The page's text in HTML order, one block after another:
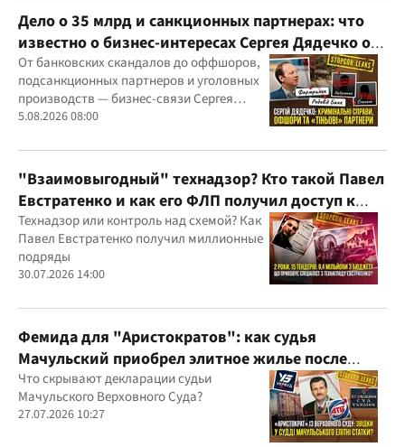
Дело о 35 млрд и санкционных партнерах: что
известно о бизнес-интересах Сергея Дядечко от
"Родовид Банка" до "ФАРМАСЕЛ"
От банковских скандалов до оффшоров,
подсанкционных партнеров и уголовных
производств — бизнес-связи Сергея
Дядечко до сих пор простираются через
юрисдикций
5.08.2026 08:00
"Взаимовыгодный" технадзор? Кто такой Павел
Евстратенко и как его ФЛП получил доступ к
бюджетным миллионам?
Технадзор или контроль над схемой? Как
Павел Евстратенко получил миллионные
подряды
30.07.2026 14:00
Фемида для "Аристократов": как судья
Мачульский приобрел элитное жилье после
вердикта в пользу застройщика?
Что скрывают декларации судьи
Мачульского Верховного Суда?
27.07.2026 10:27